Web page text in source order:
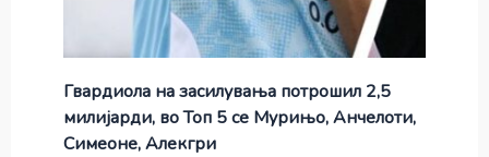
Гвардиола на засилувања потрошил 2,5
милијарди, во Топ 5 се Мурињо, Анчелоти,
Симеоне, Алекгри